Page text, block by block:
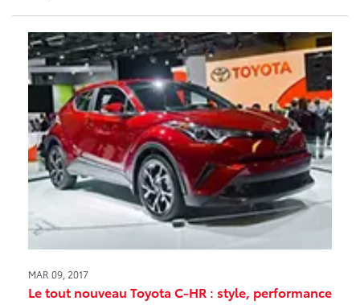
MAR 09, 2017
Le tout nouveau Toyota C-HR : style, performance